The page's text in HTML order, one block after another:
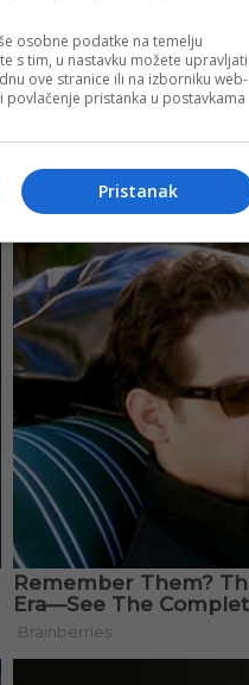
osobne podatke na temelju
s tim, u nastavku možete upravljati
ove stranice ili na izborniku web-
pristanka u postavkama
Pristanak